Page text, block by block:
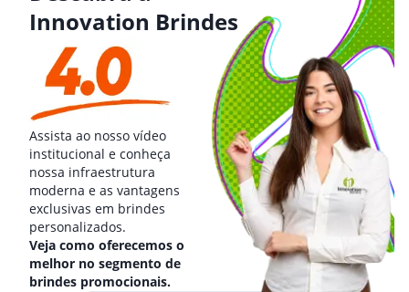
Innovation Brindes
Assista ao nosso vídeo
institucional e conheça
nossa infraestrutura
moderna e as vantagens
exclusivas em brindes
personalizados.
Veja como oferecemos o
melhor no segmento de
brindes promocionais.